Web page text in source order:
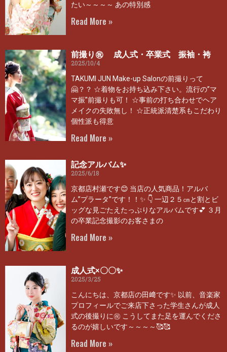
たい～～～～ あの特別感
Read More »
前撮り㊗ 成人式・卒業式 振袖・袴
2025/10/4
TAKUMI JUN Make-up Salonの前撮りって
🤗？？ ☆着物をお持ち込み下さい。流行の”マ
マ振”前撮りも可！ ☆事前の打ち合わせでヘア
メイクの失敗無し！ ☆正統派清楚系もこだわり
個性派も得意
Read More »
記念アルバム✨
2025/6/18
京都店村瀬です😊 当店の人気商品！アルバ
ム”プラータ”です！！✨ 👇 一辺２５㎝と割とビ
ッグな見ごたえたっぷりなアルバムです💕 ３月
の卒業記念撮影のお客さまの
Read More »
成人式×〇〇✨
2025/3/25
こんにちは、京都店の田﨑です✨ 以前、音楽家
プロフィールでご来店下さった学生さんが成人
式の後撮りに㊗ こうしてまた足を運んでくださ
るのが嬉しいです～～～～🥰🥰
Read More »